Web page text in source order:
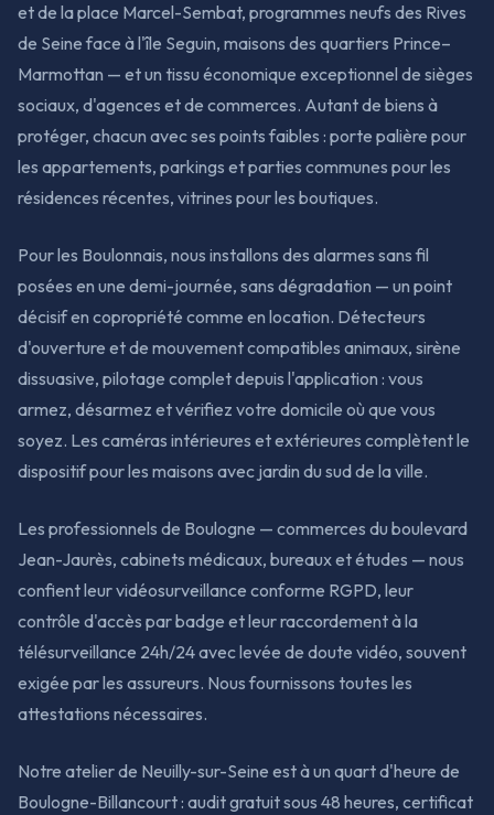
et de la place Marcel-Sembat, programmes neufs des Rives
de Seine face à l'île Seguin, maisons des quartiers Prince–
Marmottan — et un tissu économique exceptionnel de sièges
sociaux, d'agences et de commerces. Autant de biens à
protéger, chacun avec ses points faibles : porte palière pour
les appartements, parkings et parties communes pour les
résidences récentes, vitrines pour les boutiques.
Pour les Boulonnais, nous installons des alarmes sans fil
posées en une demi-journée, sans dégradation — un point
décisif en copropriété comme en location. Détecteurs
d'ouverture et de mouvement compatibles animaux, sirène
dissuasive, pilotage complet depuis l'application : vous
armez, désarmez et vérifiez votre domicile où que vous
soyez. Les caméras intérieures et extérieures complètent le
dispositif pour les maisons avec jardin du sud de la ville.
Les professionnels de Boulogne — commerces du boulevard
Jean-Jaurès, cabinets médicaux, bureaux et études — nous
confient leur vidéosurveillance conforme RGPD, leur
contrôle d'accès par badge et leur raccordement à la
télésurveillance 24h/24 avec levée de doute vidéo, souvent
exigée par les assureurs. Nous fournissons toutes les
attestations nécessaires.
Notre atelier de Neuilly-sur-Seine est à un quart d'heure de
Boulogne-Billancourt : audit gratuit sous 48 heures, certificat